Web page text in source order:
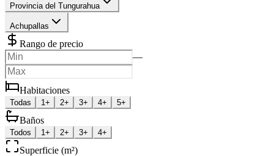
Provincia del Tungurahua
Achupallas
Rango de precio
—
Habitaciones
Todas 1+ 2+ 3+ 4+ 5+
Baños
Todos 1+ 2+ 3+ 4+
Superficie (m²)